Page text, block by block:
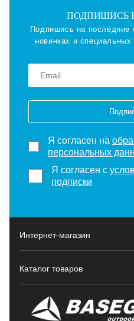
ПОДПИШИСЬ
Подпишись на последние
новинках и
Я согласен на
персональных
Я согласен с
подписки
Интернет-магазин
Каталог товаров